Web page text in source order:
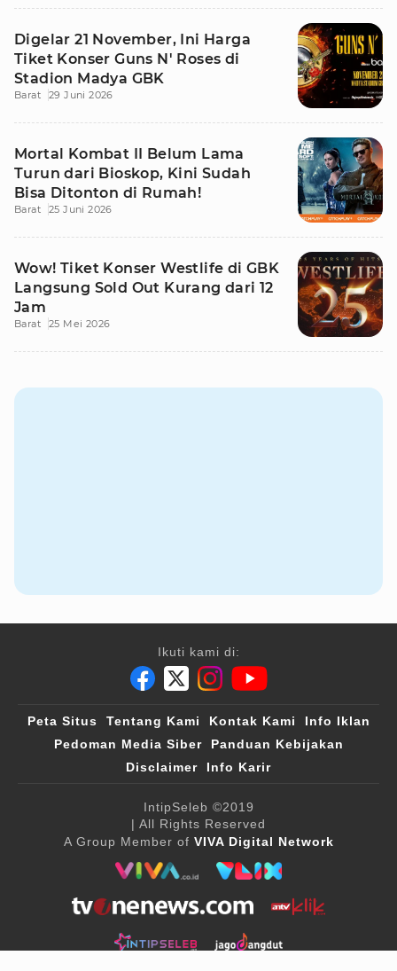
Digelar 21 November, Ini Harga
Tiket Konser Guns N' Roses di
Stadion Madya GBK
Barat 29 Juni 2026
Mortal Kombat II Belum Lama
Turun dari Bioskop, Kini Sudah
Bisa Ditonton di Rumah!
Barat 25 Juni 2026
Wow! Tiket Konser Westlife di GBK
Langsung Sold Out Kurang dari 12
Jam
Barat 25 Mei 2026
Ikuti kami di:
Peta Situs Tentang Kami Kontak Kami
Info Iklan
Pedoman Media Siber
Panduan Kebijakan
Disclaimer
Info Karir
IntipSeleb ©2019
| All Rights Reserved
A Group Member of VIVA Digital Network